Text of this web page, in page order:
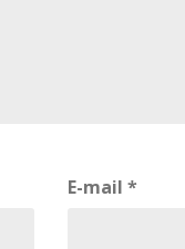
E-mail *